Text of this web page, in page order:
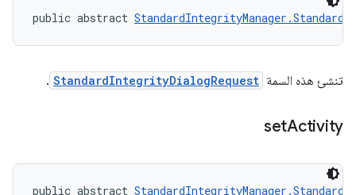
public abstract
تنشئ هذه السمة StandardIntegrityDialogRequest
.
setActivity
public abstract